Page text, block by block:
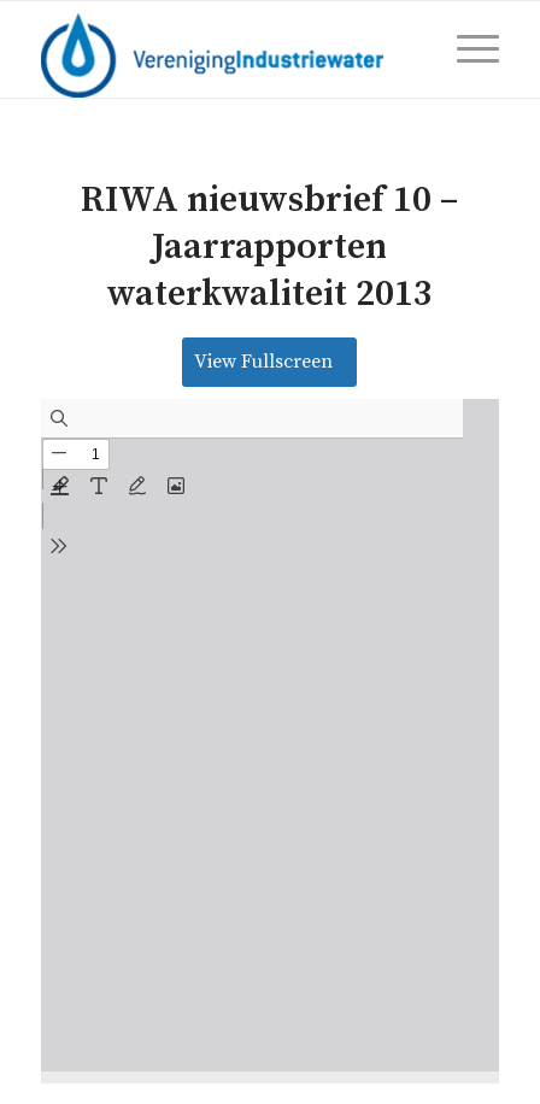
RIWA nieuwsbrief 10 –
Jaarrapporten
waterkwaliteit 2013
View Fullscreen